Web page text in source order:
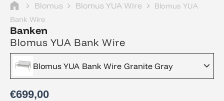
Blomus Blomus YUA Wire
Blomus YUA
Bank Wire
Banken
Blomus YUA Bank Wire
Blomus YUA Bank Wire Granite Gray
€699,00